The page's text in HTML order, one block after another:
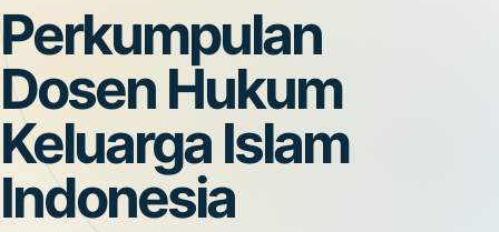
Perkumpulan
Dosen Hukum
Keluarga Islam
Indonesia